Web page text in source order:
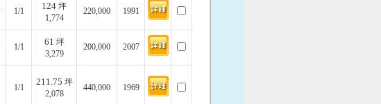
1/1
124 坪
1,774
220,000 1991
1/1
61 坪
3,279
200,000 2007
1/1
211.75 坪
2,078
440,000 1969